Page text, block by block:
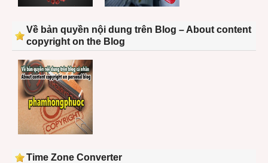
Về bản quyền nội dung trên Blog – About content
copyright on the Blog
Time Zone Converter